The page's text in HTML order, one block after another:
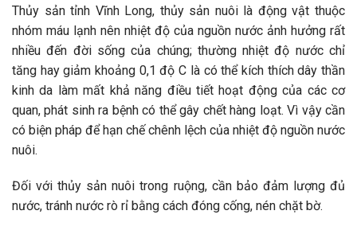
Thủy sản tỉnh Vĩnh Long, thủy sản nuôi là động vật thuộc
nhóm máu lạnh nên nhiệt độ của nguồn nước ảnh hưởng rất
nhiều đến đời sống của chúng; thường nhiệt độ nước chỉ
tăng hay giảm khoảng 0,1 độ C là có thể kích thích dây thần
kinh da làm mất khả năng điều tiết hoạt động của các cơ
quan, phát sinh ra bệnh có thể gây chết hàng loạt. Vì vậy cần
có biện pháp để hạn chế chênh lệch của nhiệt độ nguồn nước
nuôi.
Đối với thủy sản nuôi trong ruộng, cần bảo đảm lượng đủ
nước, tránh nước rò rỉ bằng cách đóng cống, nén chặt bờ.